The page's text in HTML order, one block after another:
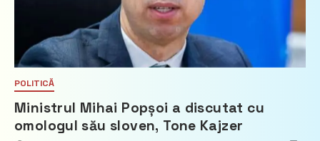
POLITICĂ
Ministrul Mihai Popșoi a discutat cu
omologul său sloven, Tone Kajzer